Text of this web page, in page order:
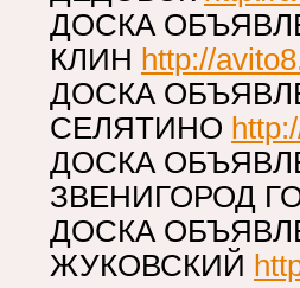
ДОСКА
КЛИН http://
ДОСКА
СЕЛЯТИНО
ДОСКА
ЗВЕНИГОРОД
ДОСКА
ЖУКОВСКИЙ